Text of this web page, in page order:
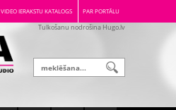
VIDEO IERAKSTU KATALOGS PAR PORTĀLU
Tulkošanu nodrošina Hugo.lv